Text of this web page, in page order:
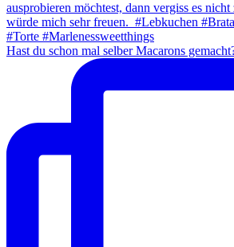
Hast du schon mal selber Macarons